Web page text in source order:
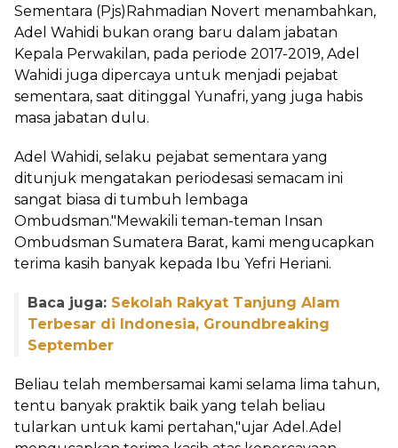
Sementara (Pjs)Rahmadian Novert menambahkan,
Adel Wahidi bukan orang baru dalam jabatan
Kepala Perwakilan, pada periode 2017-2019, Adel
Wahidi juga dipercaya untuk menjadi pejabat
sementara, saat ditinggal Yunafri, yang juga habis
masa jabatan dulu.
Adel Wahidi, selaku pejabat sementara yang
ditunjuk mengatakan periodesasi semacam ini
sangat biasa di tumbuh lembaga
Ombudsman."Mewakili teman-teman Insan
Ombudsman Sumatera Barat, kami mengucapkan
terima kasih banyak kepada Ibu Yefri Heriani.
Baca juga: Sekolah Rakyat Tanjung Alam
Terbesar di Indonesia, Groundbreaking
September
Beliau telah membersamai kami selama lima tahun,
tentu banyak praktik baik yang telah beliau
tularkan untuk kami pertahan,"ujar Adel.Adel